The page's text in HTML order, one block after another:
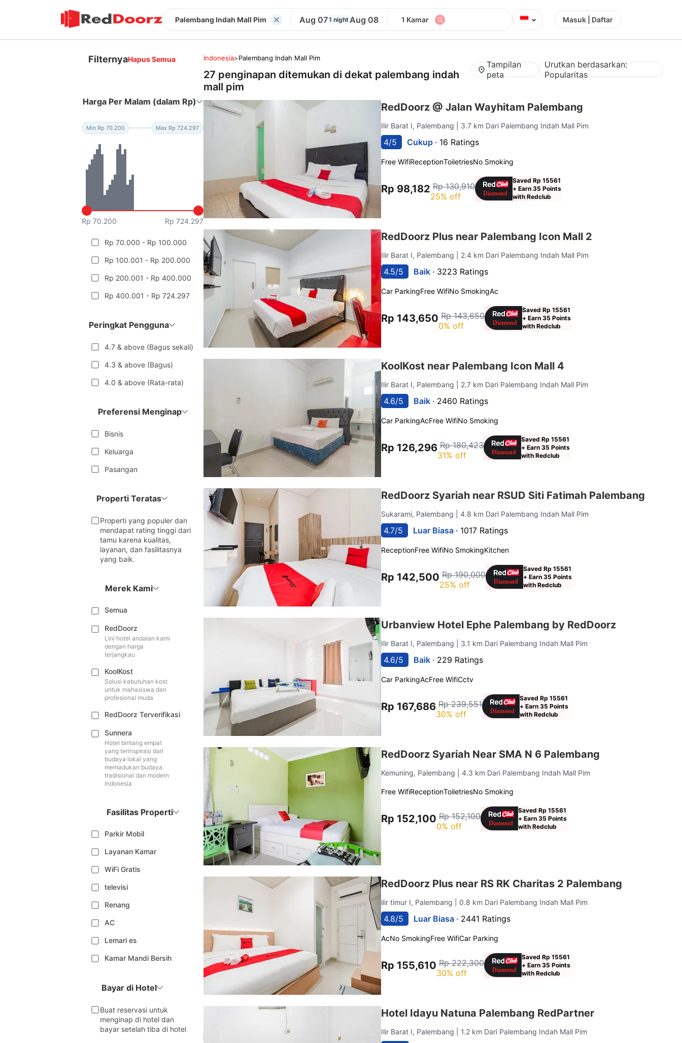
Palembang Indah Mall Pim Aug 071 night Aug 08 1 Kamar ⌄ Masuk | Daftar
FilternyaHapus Semua
Harga Per Malam (dalam Rp)
Min Rp 70.200 Max Rp 724.297
Rp 70.200 Rp 724.297
Rp 70.000 - Rp 100.000
Rp 100.001 - Rp 200.000
Rp 200.001 - Rp 400.000
Rp 400.001 - Rp 724.297
Peringkat Pengguna
4.7 & above (Bagus sekali)
4.3 & above (Bagus)
4.0 & above (Rata-rata)
Preferensi Menginap
Bisnis
Keluarga
Pasangan
Properti Teratas
Properti yang populer dan
mendapat rating tinggi dari
tamu karena kualitas,
layanan, dan fasilitasnya
yang baik.
Merek Kami
Semua
RedDoorz
Lini hotel andalan kami
dengan harga
terjangkau
KoolKost
Solusi kebutuhan kost
untuk mahasiswa dan
profesional muda
RedDoorz Terverifikasi
Sunnera
Hotel bintang empat
yang terinspirasi dari
budaya lokal yang
memadukan budaya
tradisional dan modern
Indonesia
Fasilitas Properti
Parkir Mobil
Layanan Kamar
WiFi Gratis
televisi
Renang
AC
Lemari es
Kamar Mandi Bersih
Bayar di Hotel
Buat reservasi untuk
menginap di hotel dan
bayar setelah tiba di hotel
Indonesia>Palembang Indah Mall Pim
27 penginapan ditemukan di dekat palembang indah
mall pim
Tampilan
peta
Urutkan berdasarkan:
Popularitas
RedDoorz @ Jalan Wayhitam Palembang
Ilir Barat I, Palembang | 3.7 km Dari Palembang Indah Mall Pim
4/5 Cukup · 16 Ratings
Free WifiReceptionToiletriesNo Smoking
Rp 98,182 Rp 130,910
25% off
Saved Rp 15561
+ Earn 35 Points
with Redclub
RedDoorz Plus near Palembang Icon Mall 2
Ilir Barat I, Palembang | 2.4 km Dari Palembang Indah Mall Pim
4.5/5 Baik · 3223 Ratings
Car ParkingFree WifiNo SmokingAc
Rp 143,650 Rp 143,650
0% off
Saved Rp 15561
+ Earn 35 Points
with Redclub
KoolKost near Palembang Icon Mall 4
Ilir Barat I, Palembang | 2.7 km Dari Palembang Indah Mall Pim
4.6/5 Baik · 2460 Ratings
Car ParkingAcFree WifiNo Smoking
Rp 126,296 Rp 180,423
31% off
Saved Rp 15561
+ Earn 35 Points
with Redclub
RedDoorz Syariah near RSUD Siti Fatimah Palembang
Sukarami, Palembang | 4.8 km Dari Palembang Indah Mall Pim
4.7/5 Luar Biasa · 1017 Ratings
ReceptionFree WifiNo SmokingKitchen
Rp 142,500 Rp 190,000
25% off
Saved Rp 15561
+ Earn 35 Points
with Redclub
Urbanview Hotel Ephe Palembang by RedDoorz
Ilir Barat I, Palembang | 3.1 km Dari Palembang Indah Mall Pim
4.6/5 Baik · 229 Ratings
Car ParkingAcFree WifiCctv
Rp 167,686 Rp 239,551
30% off
Saved Rp 15561
+ Earn 35 Points
with Redclub
RedDoorz Syariah Near SMA N 6 Palembang
Kemuning, Palembang | 4.3 km Dari Palembang Indah Mall Pim
Free WifiReceptionToiletriesNo Smoking
Rp 152,100 Rp 152,100
0% off
Saved Rp 15561
+ Earn 35 Points
with Redclub
RedDoorz Plus near RS RK Charitas 2 Palembang
ilir timur I, Palembang | 0.8 km Dari Palembang Indah Mall Pim
4.8/5 Luar Biasa · 2441 Ratings
AcNo SmokingFree WifiCar Parking
Rp 155,610 Rp 222,300
30% off
Saved Rp 15561
+ Earn 35 Points
with Redclub
Hotel Idayu Natuna Palembang RedPartner
Ilir Barat I, Palembang | 1.2 km Dari Palembang Indah Mall Pim